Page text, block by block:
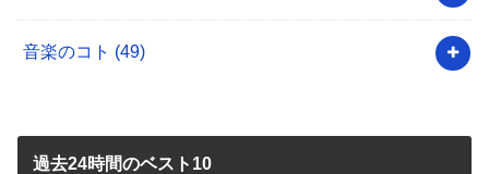
音楽のコト (49)
過去24時間のベスト10